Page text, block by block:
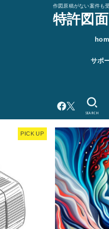
作図原稿がない案件も
特許図面
サポ
SEARCH